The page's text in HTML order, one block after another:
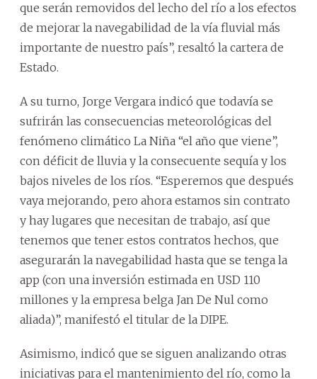
que serán removidos del lecho del río a los efectos
de mejorar la navegabilidad de la vía fluvial más
importante de nuestro país”, resaltó la cartera de
Estado.
A su turno, Jorge Vergara indicó que todavía se
sufrirán las consecuencias meteorológicas del
fenómeno climático La Niña “el año que viene”,
con déficit de lluvia y la consecuente sequía y los
bajos niveles de los ríos. “Esperemos que después
vaya mejorando, pero ahora estamos sin contrato
y hay lugares que necesitan de trabajo, así que
tenemos que tener estos contratos hechos, que
asegurarán la navegabilidad hasta que se tenga la
app (con una inversión estimada en USD 110
millones y la empresa belga Jan De Nul como
aliada)”, manifestó el titular de la DIPE.
Asimismo, indicó que se siguen analizando otras
iniciativas para el mantenimiento del río, como la